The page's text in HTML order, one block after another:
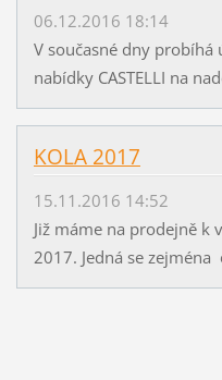
06.12.2016 18:14
V současné dny
nabídky CASTELLI na
KOLA 2017
15.11.2016 14:52
Již máme na prodejně
2017. Jedná se zejména